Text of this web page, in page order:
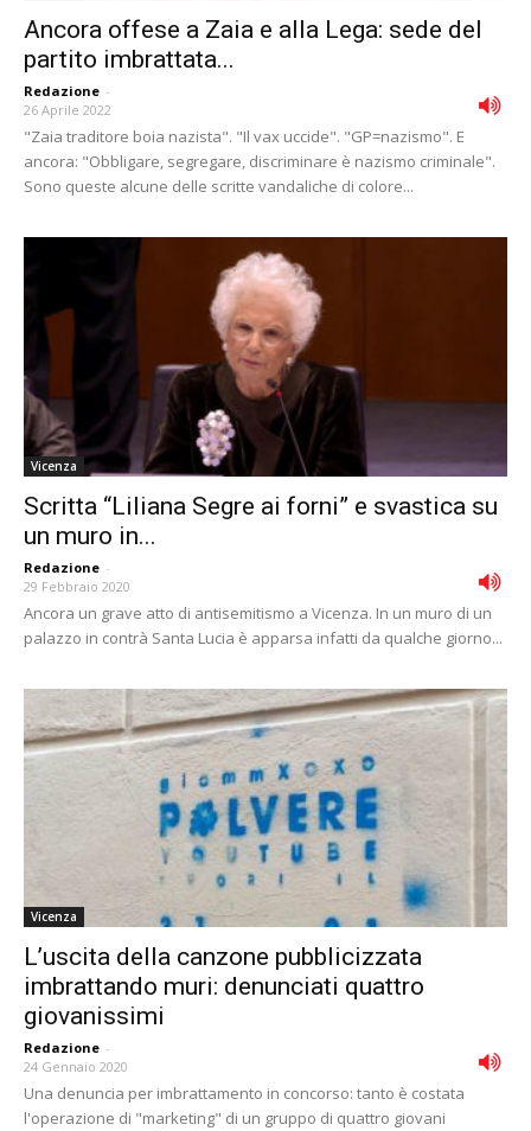
Ancora offese a Zaia e alla Lega: sede del
partito imbrattata...
Redazione -
26 Aprile 2022
"Zaia traditore boia nazista". "Il vax uccide". "GP=nazismo". E
ancora: "Obbligare, segregare, discriminare è nazismo criminale".
Sono queste alcune delle scritte vandaliche di colore...
Vicenza
Scritta “Liliana Segre ai forni” e svastica su
un muro in...
Redazione -
29 Febbraio 2020
Ancora un grave atto di antisemitismo a Vicenza. In un muro di un
palazzo in contrà Santa Lucia è apparsa infatti da qualche giorno...
Vicenza
L’uscita della canzone pubblicizzata
imbrattando muri: denunciati quattro
giovanissimi
Redazione -
24 Gennaio 2020
Una denuncia per imbrattamento in concorso: tanto è costata
l'operazione di "marketing" di un gruppo di quattro giovani